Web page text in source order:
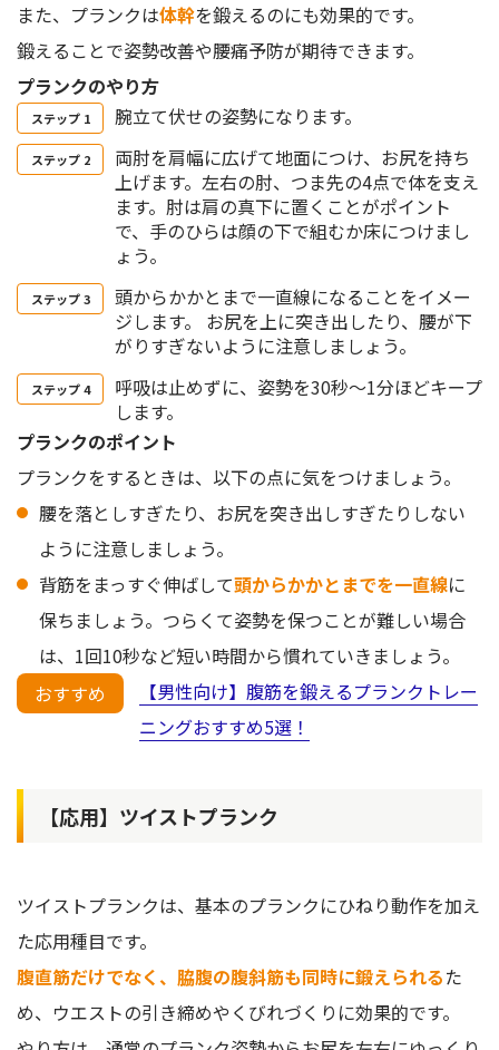
また、プランクは体幹を鍛えるのにも効果的です。
鍛えることで姿勢改善や腰痛予防が期待できます。
プランクのやり方
腕立て伏せの姿勢になります。
両肘を肩幅に広げて地面につけ、お尻を持ち
上げます。左右の肘、つま先の4点で体を支え
ます。肘は肩の真下に置くことがポイント
で、手のひらは顔の下で組むか床につけまし
ょう。
頭からかかとまで一直線になることをイメー
ジします。 お尻を上に突き出したり、腰が下
がりすぎないように注意しましょう。
呼吸は止めずに、姿勢を30秒～1分ほどキープ
します。
プランクのポイント
プランクをするときは、以下の点に気をつけましょう。
腰を落としすぎたり、お尻を突き出しすぎたりしない
ように注意しましょう。
背筋をまっすぐ伸ばして頭からかかとまでを一直線に
保ちましょう。つらくて姿勢を保つことが難しい場合
は、1回10秒など短い時間から慣れていきましょう。
おすすめ
【男性向け】腹筋を鍛えるプランクトレー
ニングおすすめ5選！
【応用】ツイストプランク
ツイストプランクは、基本のプランクにひねり動作を加え
た応用種目です。
腹直筋だけでなく、脇腹の腹斜筋も同時に鍛えられるた
め、ウエストの引き締めやくびれづくりに効果的です。